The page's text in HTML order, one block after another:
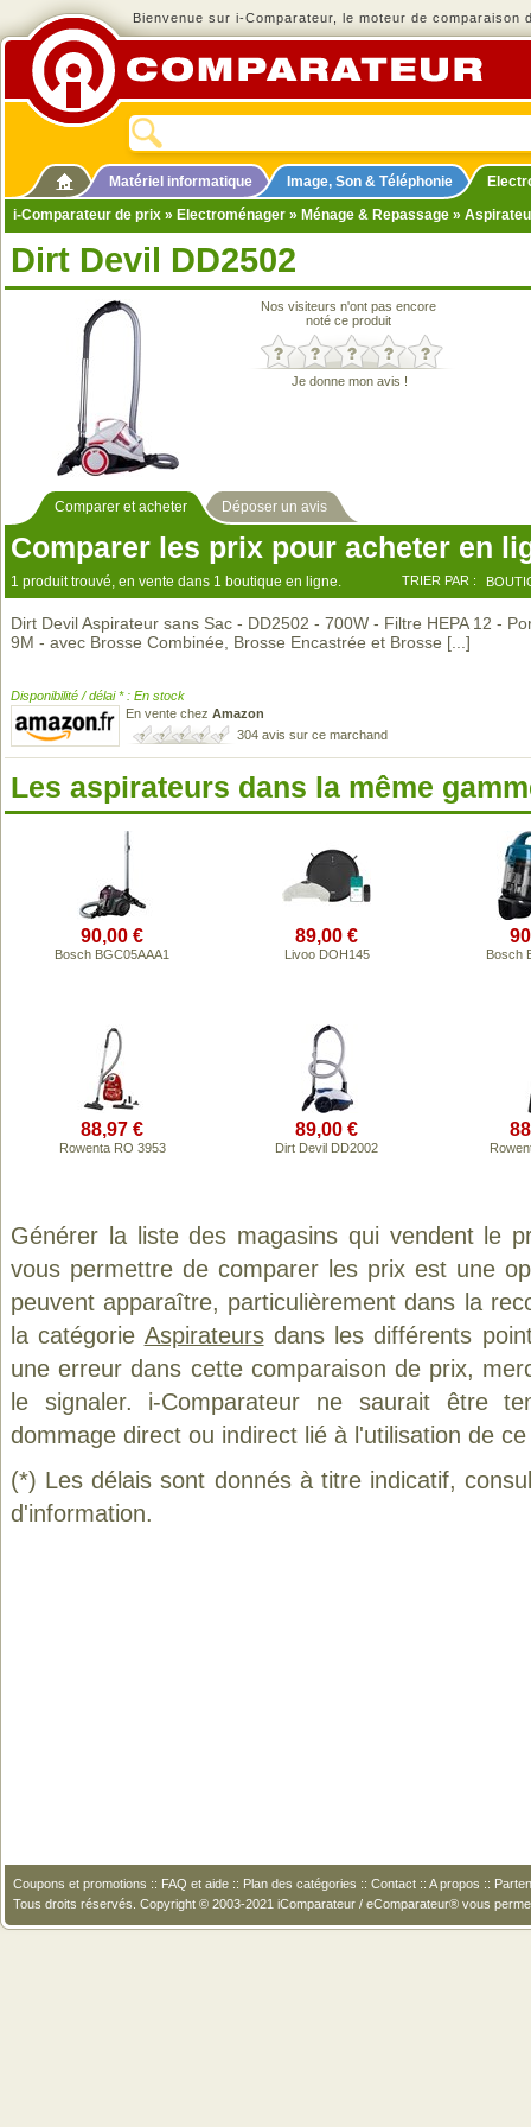
Bienvenue sur i-Comparateur, le moteur de comparaison
Matériel informatique Image, Son & Téléphonie
i-Comparateur de prix » Electroménager » Ménage & Repassage »
Dirt Devil DD2502
Nos visiteurs n'ont pas encore
noté ce produit
Je donne mon avis !
Comparer et acheter Déposer un avis
Comparer les prix pour acheter en
1 produit trouvé, en vente dans 1 boutique en ligne. TRIER PAR :
Dirt Devil Aspirateur sans Sac - DD2502 - 700W - Filtre HEPA 12 -
9M - avec Brosse Combinée, Brosse Encastrée et Brosse [...]
Disponibilité / délai * : En stock
En vente chez Amazon
304 avis sur ce marchand
Les aspirateurs dans la même
90,00 €
Bosch BGC05AAA1
89,00 €
Livoo DOH145 Bosch
88,97 €
Rowenta RO 3953
89,00 €
Dirt Devil DD2002
Générer la liste des magasins qui vendent le
vous permettre de comparer les prix est une
peuvent apparaître, particulièrement dans la
la catégorie Aspirateursdans les différents
une erreur dans cette comparaison de prix,
le signaler. i-Comparateur ne saurait être
dommage direct ou indirect lié à l'utilisation de
(*) Les délais sont donnés à titre indicatif,
d'information.
Coupons et promotions :: FAQ et aide :: Plan des catégories :: Contact :: A propos ::
Tous droits réservés. Copyright © 2003-2021 iComparateur / eComparateur® vous